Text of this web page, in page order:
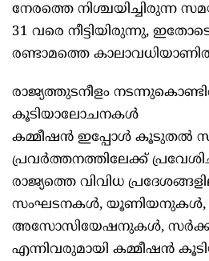
നേരത്തെ നിശ്ചയിച്ചിരുന്ന
31 വരെ നീട്ടിയിരുന്നു,
രണ്ടാമത്തെ
രാജ്യത്തുടനീളം
കൂടിയാലോചനകൾ
കമ്മീഷൻ ഇപ്പോൾ കൂടുതൽ
പ്രവർത്തനത്തിലേക്ക്
രാജ്യത്തെ വിവിധ
സംഘടനകൾ, യൂണിയനുകൾ,
അസോസിയേഷനുകൾ,
എന്നിവരുമായി കമ്മീഷൻ